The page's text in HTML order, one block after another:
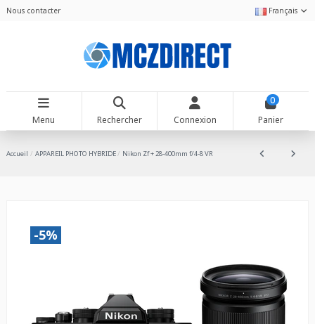
Nous contacter Français
Menu Rechercher Connexion
0
Panier
Accueil APPAREIL PHOTO HYBRIDE Nikon Zf + 28-400mm f/4-8 VR
-5%